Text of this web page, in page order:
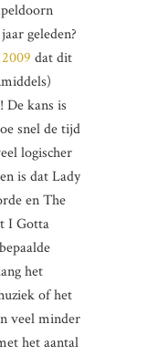
geleden?
2009 dat dit
De kans is
snel de tijd
logischer
is dat Lady
en The
I Gotta
het
of het
veel minder
het aantal